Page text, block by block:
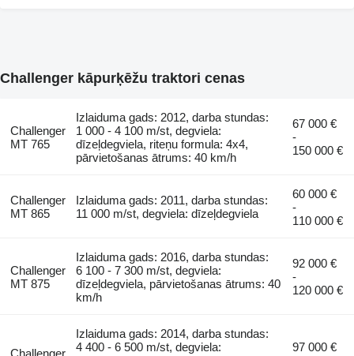
Challenger kāpurķēžu traktori cenas
Challenger
MT 765
Izlaiduma gads: 2012, darba stundas:
1 000 - 4 100 m/st, degviela:
dīzeļdegviela, riteņu formula: 4x4,
pārvietošanas ātrums: 40 km/h
67 000 €
-
150 000 €
Challenger
MT 865
Izlaiduma gads: 2011, darba stundas:
11 000 m/st, degviela: dīzeļdegviela
60 000 €
-
110 000 €
Challenger
MT 875
Izlaiduma gads: 2016, darba stundas:
6 100 - 7 300 m/st, degviela:
dīzeļdegviela, pārvietošanas ātrums: 40
km/h
92 000 €
-
120 000 €
Izlaiduma gads: 2014, darba stundas:
4 400 - 6 500 m/st, degviela:
97 000 €